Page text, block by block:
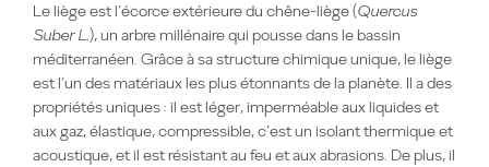
Le liège est l’écorce extérieure du chêne-liège (Quercus
Suber L.), un arbre millénaire qui pousse dans le bassin
méditerranéen. Grâce à sa structure chimique unique, le liège
est l’un des matériaux les plus étonnants de la planète. Il a des
propriétés uniques : il est léger, imperméable aux liquides et
aux gaz, élastique, compressible, c’est un isolant thermique et
acoustique, et il est résistant au feu et aux abrasions. De plus, il